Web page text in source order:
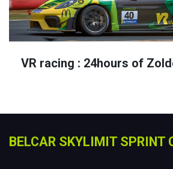
VR racing : 24hours of
BELCAR SKYLIMIT SPRINT